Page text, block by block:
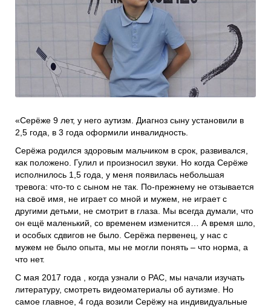
Боксы для пожертвований
Программы фонда
Справочник
Мы в СМИ
Банеры
«Серёже 9 лет, у него аутизм. Диагноз сыну установили в
2,5 года, в 3 года оформили инвалидность.
Серёжа родился здоровым мальчиком в срок, развивался,
как положено. Гулил и произносил звуки. Но когда Серёже
исполнилось 1,5 года, у меня появилась небольшая
тревога: что-то с сыном не так. По-прежнему не отзывается
на своё имя, не играет со мной и мужем, не играет с
другими детьми, не смотрит в глаза. Мы всегда думали, что
он ещё маленький, со временем изменится… А время шло,
и особых сдвигов не было. Серёжа первенец, у нас с
мужем не было опыта, мы не могли понять – что норма, а
что нет.
С мая 2017 года , когда узнали о РАС, мы начали изучать
литературу, смотреть видеоматериалы об аутизме. Но
самое главное, 4 года возили Серёжу на индивидуальные